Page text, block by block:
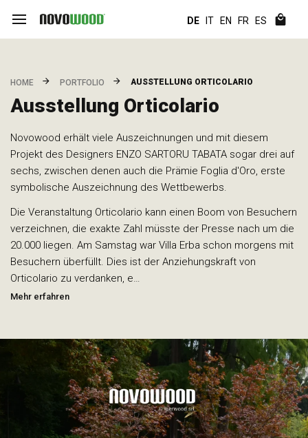
DE IT EN FR ES
HOME PORTFOLIO AUSSTELLUNG ORTICOLARIO
Ausstellung Orticolario
Novowood erhält viele Auszeichnungen und mit diesem
Projekt des Designers ENZO SARTORU TABATA sogar drei auf
sechs, zwischen denen auch die Prämie Foglia d'Oro, erste
symbolische Auszeichnung des Wettbewerbs.
Die Veranstaltung Orticolario kann einen Boom von Besuchern
verzeichnen, die exakte Zahl müsste der Presse nach um die
20.000 liegen. Am Samstag war Villa Erba schon morgens mit
Besuchern überfüllt. Dies ist der Anziehungskraft von
Orticolario zu verdanken, e…
Mehr erfahren